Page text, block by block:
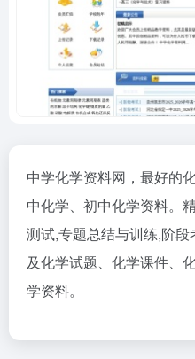
中学化学资料网，最好的
中化学、初中化学资料。
测试,专题总结与训练,阶
及化学试题、化学课件、
学资料。